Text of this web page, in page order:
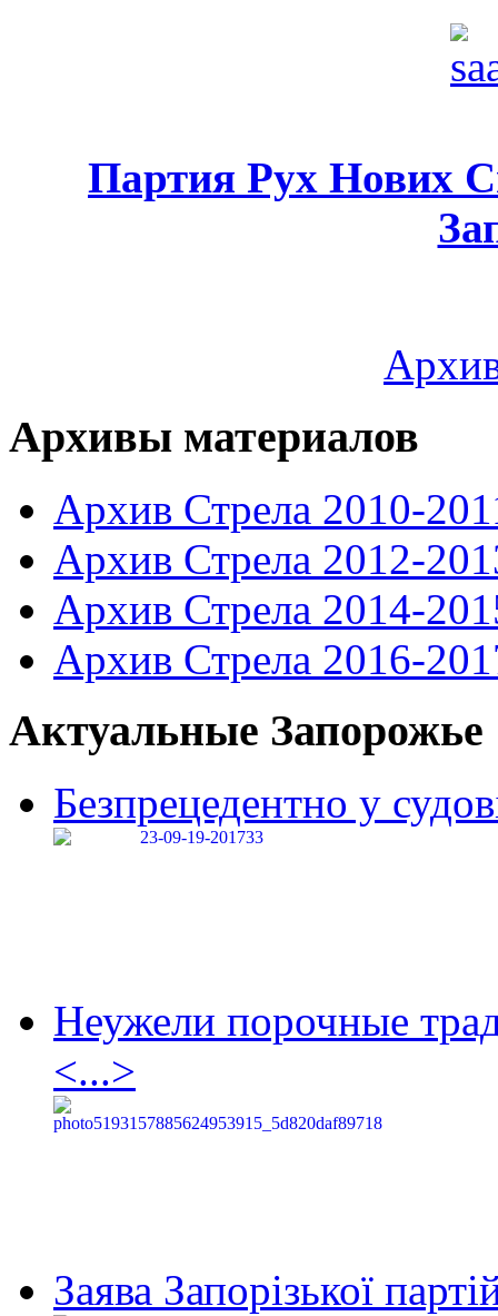
Партия Рух Нових
Архивы материалов
Архив Стрела 2010-
Архив Стрела 2012-
Архив Стрела 2014-
Архив Стрела 2016-
Актуальные Запорожье
Безпрецедентно у
Неужели порочные
<...>
Заява Запорізької